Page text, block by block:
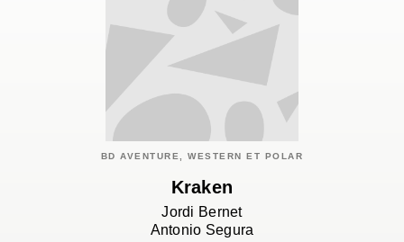
BD AVENTURE, WESTERN ET POLAR
Kraken
Jordi Bernet
Antonio Segura